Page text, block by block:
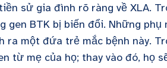
sử gia đình rõ ràng về XLA.
BTK bị biến đổi. Những phụ
ra một đứa trẻ mắc bệnh này.
từ mẹ của họ; thay vào đó, họ